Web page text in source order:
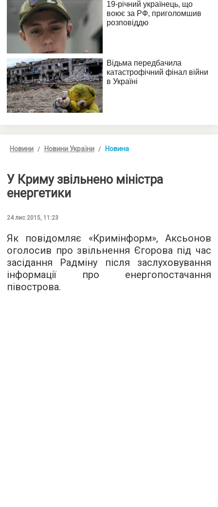
Новини Новини України Новина
У Криму звільнено міністра
енергетики
24 лис 2015, 11:23
Як повідомляє «Кримінформ», Аксьонов
оголосив про звільнення Єгорова під час
засідання Радміну після заслуховування
інформації про енергопостачання
півострова.